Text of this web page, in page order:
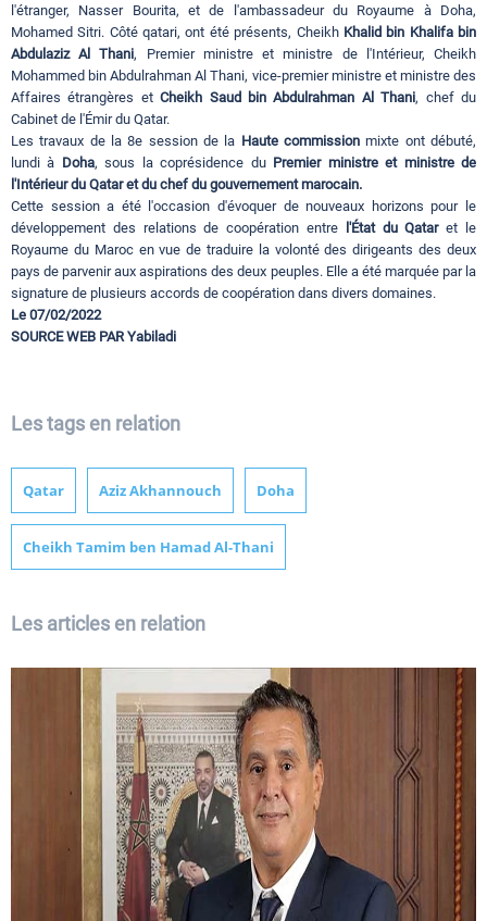
l'étranger, Nasser Bourita, et de l'ambassadeur du Royaume à Doha,
Mohamed Sitri. Côté qatari, ont été présents, Cheikh Khalid bin Khalifa bin
Abdulaziz Al Thani, Premier ministre et ministre de l'Intérieur, Cheikh
Mohammed bin Abdulrahman Al Thani, vice-premier ministre et ministre des
Affaires étrangères etCheikh Saud bin Abdulrahman Al Thani, chef du
Cabinet de l'Émir du Qatar.
Les travaux de la 8e session de la Haute commission mixte ont débuté,
lundi à Doha, sous la coprésidence du Premier ministre et ministre de
l'Intérieur du Qatar et du chef du gouvernement marocain.
Cette session a été l'occasion d'évoquer de nouveaux horizons pour le
développement des relations de coopération entre l'État du Qataret le
Royaume du Maroc en vue de traduire la volonté des dirigeants des deux
pays de parvenir aux aspirations des deux peuples. Elle a été marquée par la
signature de plusieurs accords de coopération dans divers domaines.
Le 07/02/2022
SOURCE WEB PAR Yabiladi
Les tags en relation
Qatar Aziz Akhannouch Doha
Cheikh Tamim ben Hamad Al-Thani
Les articles en relation